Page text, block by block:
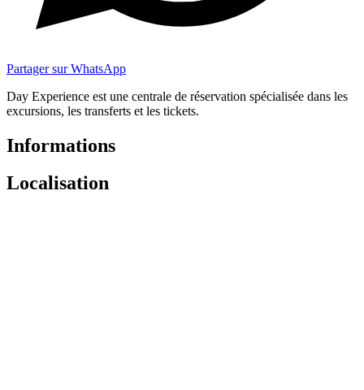
Partager sur WhatsApp
Day Experience est une centrale de réservation spécialisée dans les
excursions, les transferts et les tickets.
Informations
Localisation